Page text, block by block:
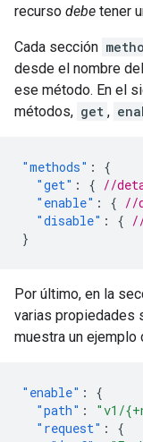
recurso debe tener
Cada sección
desde el nombre
ese método. En el
métodos, get ,
"methods" :
{
"get" : { //
"enable" : { //
"disable" : {
}
Por último, en la
varias propiedades
muestra un ejemplo
"enable" :
{
"path" : "v1/
"request" :
{